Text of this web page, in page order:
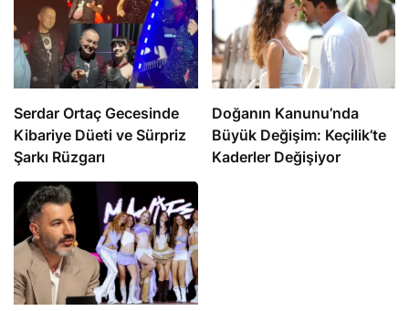
Serdar Ortaç Gecesinde
Kibariye Düeti ve Sürpriz
Şarkı Rüzgarı
Doğanın Kanunu’nda
Büyük Değişim: Keçilik’te
Kaderler Değişiyor